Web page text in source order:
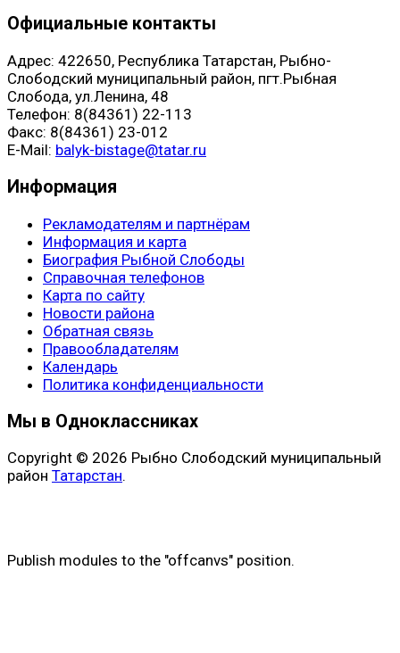
Официальные контакты
Адрес: 422650, Республика Татарстан, Рыбно-
Слободский муниципальный район, пгт.Рыбная
Слобода, ул.Ленина, 48
Телефон: 8(84361) 22-113
Факс: 8(84361) 23-012
E-Mail: balyk-bistage@tatar.ru
Информация
Рекламодателям и партнёрам
Информация и карта
Биография Рыбной Слободы
Справочная телефонов
Карта по сайту
Новости района
Обратная связь
Правообладателям
Календарь
Политика конфиденциальности
Мы в Одноклассниках
Copyright © 2026 Рыбно Слободский муниципальный
район Татарстан.
Publish modules to the "offcanvs" position.